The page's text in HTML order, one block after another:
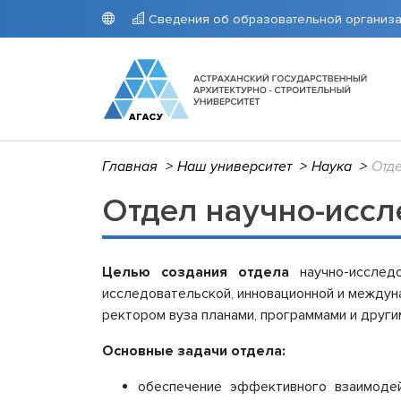
Сведения об образовательной
Университет
Поступающим
Архив
Студентам
АГАСУ
Наука
Гранты
Главная > Наш университет > Наука >
Отдел научно-
Целью создания отдела научно-
исследовательской, инновационной и
ректором вуза планами, программами и
Основные задачи отдела:
обеспечение эффективного